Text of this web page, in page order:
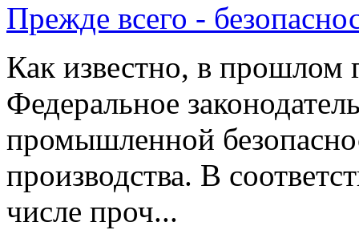
Прежде всего -
Как известно, в прошлом
Федеральное
промышленной
производства. В
числе проч...